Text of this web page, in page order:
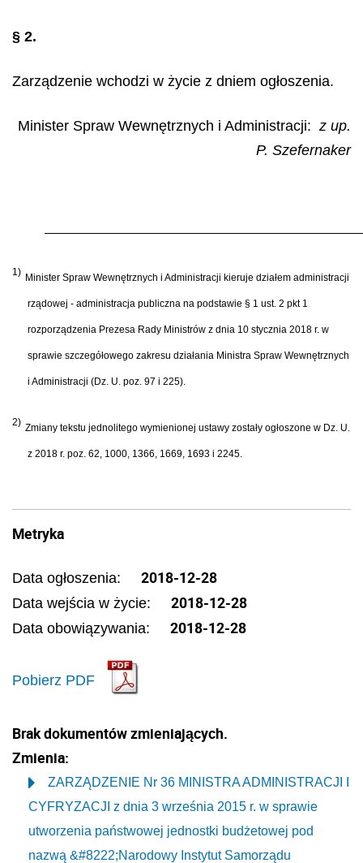
§ 2.
Zarządzenie wchodzi w życie z dniem ogłoszenia.
Minister Spraw Wewnętrznych i Administracji: z up.
P. Szefernaker
1) Minister Spraw Wewnętrznych i Administracji kieruje działem administracji
rządowej - administracja publiczna na podstawie § 1 ust. 2 pkt 1
rozporządzenia Prezesa Rady Ministrów z dnia 10 stycznia 2018 r. w
sprawie szczegółowego zakresu działania Ministra Spraw Wewnętrznych
i Administracji (Dz. U. poz. 97 i 225).
2) Zmiany tekstu jednolitego wymienionej ustawy zostały ogłoszone w Dz. U.
z 2018 r. poz. 62, 1000, 1366, 1669, 1693 i 2245.
Metryka
Data ogłoszenia: 2018-12-28
Data wejścia w życie: 2018-12-28
Data obowiązywania: 2018-12-28
Pobierz PDF
Brak dokumentów zmieniających.
Zmienia:
ZARZĄDZENIE Nr 36 MINISTRA ADMINISTRACJI I
CYFRYZACJI z dnia 3 września 2015 r. w sprawie
utworzenia państwowej jednostki budżetowej pod
nazwą &#8222;Narodowy Instytut Samorządu